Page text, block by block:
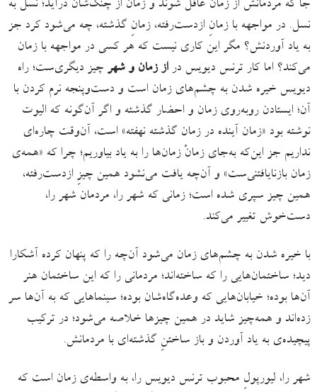
جا که مردمانش از زمان غافل شوند و زمان از چنگ‌شان درآید؛ نسل به
نسل. در مواجهه با زمانِ ازدست‌رفته، زمانِ گذشته، چه می‌شود کرد جز
به یاد آوردنش؟ مگر این کاری نیست که هر کسی در مواجهه با زمان
می‌کند؟ اما کار ترنس دیویس دراز زمان و شهر چیز دیگری‌ست؛ راه
دیویس خیره شدن به چشم‌های زمان است و دست‌وپنجه نرم کردن با
آن؛ ایستادن روبه‌روی زمان و احضار گذشته و اگر آن‌گونه که الیوت
نوشته بود «زمان آینده در زمان گذشته نهفته» است، آن‌وقت چاره‌ای
نداریم جز این‌که به‌جای زمانْ زمان‌ها را به یاد بیاوریم؛ چرا که «همه‌ی
زمان بازنایافتنی‌ست» و آن‌چه یافت می‌نشود همین چیزِ ازدست‌رفته،
همین چیز سپری شده است؛ زمانی که شهر را، مردمان شهر را،
دست‌خوش تغییر می‌کند.
با خیره شدن به چشم‌های زمان می‌شود آن‌چه را که پنهان کرده آشکارا
دید؛ ساختمان‌هایی را که ساخته‌اند؛ مردمانی را که این ساختمان هنر
آن‌ها بوده؛ خیابان‌هایی که وعده‌گاه‌شان بوده؛ سینماهایی که به آن‌ها سر
زده‌اند و همه‌چیز شاید در همین چیزها خلاصه می‌شود؛ در ترکیب
پیچیده‌ی به یاد آوردن و باز ساختنِ گذشته‌ای با مردمانش.
شهر را، لیورپولِ محبوب ترنس دیویس را، به واسطه‌ی زمان است که